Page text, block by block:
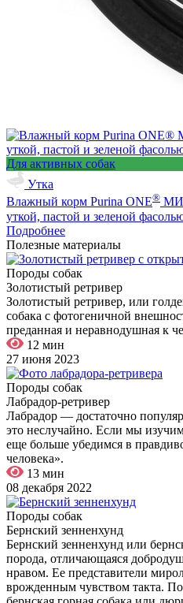
Для активных собак
Утка
Влажный корм Purina ONE®
уткой, пастой и зеленой
Подробнее
Полезные материалы
Породы собак
Золотистый ретривер
Золотистый ретривер, или
собака с фотогеничной
преданная и неравнодушная к
12 мин
27 июня 2023
Породы собак
Лабрадор-ретривер
Лабрадор — достаточно
это неслучайно. Если мы
еще больше убедимся в
человека».
13 мин
08 декабря 2022
Породы собак
Бернский зенненхунд
Бернский зенненхунд или
порода, отличающаяся
нравом. Ее представители
врожденным чувством такта.